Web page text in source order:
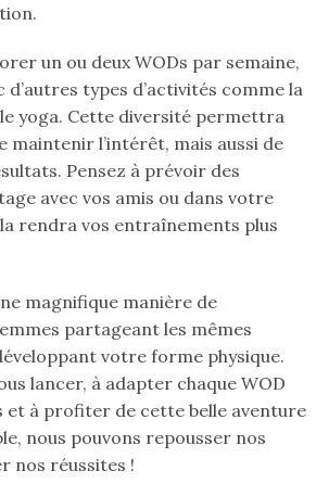
un ou deux WODs par semaine,
types d’activités comme la
yoga. Cette diversité permettra
maintenir l’intérêt, mais aussi de
Pensez à prévoir des
avec vos amis ou dans votre
rendra vos entraînements plus
magnifique manière de
partageant les mêmes
votre forme physique.
lancer, à adapter chaque WOD
et à profiter de cette belle aventure
nous pouvons repousser nos
nos réussites !